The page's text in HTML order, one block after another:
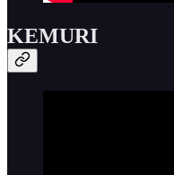
KEMURI